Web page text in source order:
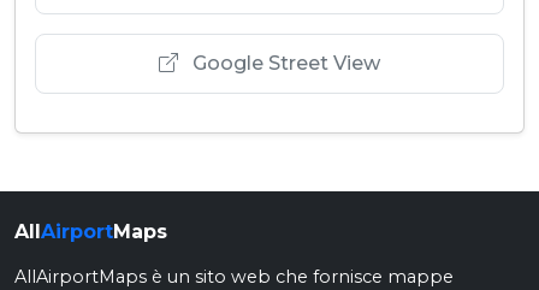
Google Street View
All AirportMaps
AllAirportMaps è un sito web che fornisce mappe